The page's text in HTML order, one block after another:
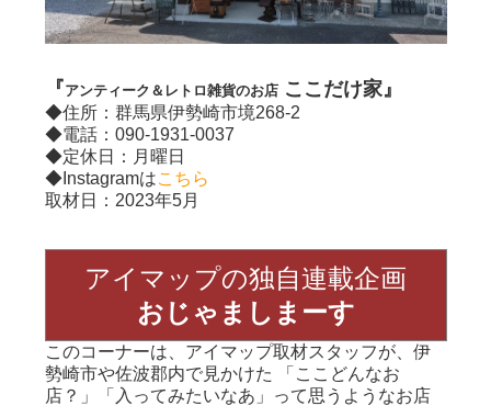
『アンティーク＆レトロ雑貨のお店ここだけ家』
◆住所： 群馬県伊勢崎市境268-2
◆電話： 090-1931-0037
◆定休日：月曜日
◆Instagramはこちら
取材日：2023年5月
アイマップの独自連載企画
おじゃましまーす
このコーナーは、アイマップ取材スタッフが、伊
勢崎市や佐波郡内で見かけた 「ここどんなお
店？」「入ってみたいなあ」って思うようなお店